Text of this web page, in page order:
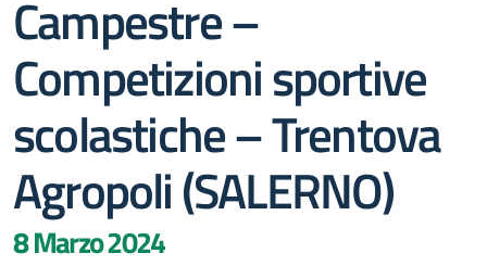
Campestre –
Competizioni sportive
scolastiche – Trentova
Agropoli (SALERNO)
8 Marzo 2024